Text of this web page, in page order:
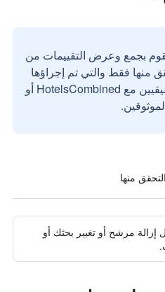
بجمع وعرض التقييمات من
منها فقط والتي تم إجراؤها
بواسطة مستخدمين حقيقيين مع HotelsCombined أو
إزالة مرشح أو تغيير بحثك أو